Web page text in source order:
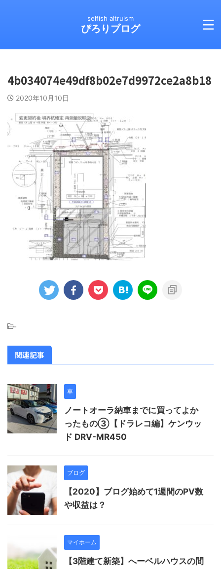
selfish altruism
ぴろりブログ
4b034074e49df8b02e7d9972ce2a8b18
2020年10月10日
-
関連記事
車
ノートオーラ納車までに買ってよか
ったもの③【ドラレコ編】ケンウッ
ド DRV-MR450
ブログ
【2020】ブログ始めて1週間のPV数
や収益は？
マイホーム
【3階建て新築】へーベルハウスの間